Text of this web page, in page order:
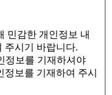
민감한 개인정보 내
주시기 바랍니다.
정보를 기재하셔야
보를 기재하여 주시